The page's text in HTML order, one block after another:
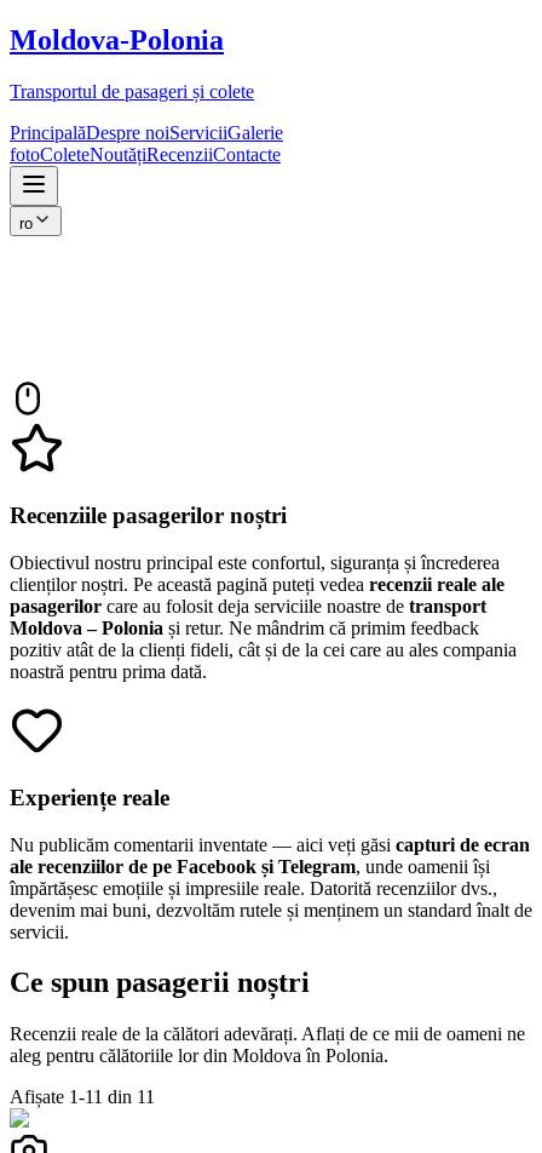
Moldova-Polonia
Transportul de pasageri și colete
PrincipalăDespre noiServiciiGalerie
fotoColeteNoutățiRecenziiContacte
ro
Recenziile pasagerilor noștri
Obiectivul nostru principal este confortul, siguranța și încrederea
clienților noștri. Pe această pagină puteți vedea recenzii reale ale
pasagerilor care au folosit deja serviciile noastre de transport
Moldova – Polonia și retur. Ne mândrim că primim feedback
pozitiv atât de la clienți fideli, cât și de la cei care au ales compania
noastră pentru prima dată.
Experiențe reale
Nu publicăm comentarii inventate — aici veți găsi capturi de ecran
ale recenziilor de pe Facebook și Telegram, unde oamenii își
împărtășesc emoțiile și impresiile reale. Datorită recenziilor dvs.,
devenim mai buni, dezvoltăm rutele și menținem un standard înalt de
servicii.
Ce spun pasagerii noștri
Recenzii reale de la călători adevărați. Aflați de ce mii de oameni ne
aleg pentru călătoriile lor din Moldova în Polonia.
Afișate 1-11 din 11